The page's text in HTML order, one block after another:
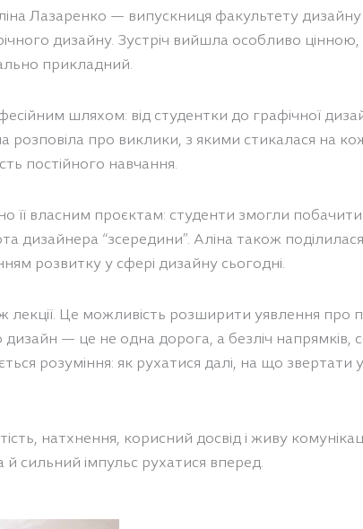
Лазаренко — випускниця факультету
дизайну. Зустріч вийшла особливо цінною,
прикладний.
шляхом: від студентки до графічної
розповіла про виклики, з якими стикалася на
постійного навчання.
її власним проєктам: студенти змогли
дизайнера “зсередини”. Аліна також
розвитку у сфері дизайну сьогодні.
лекції. Це можливість розширити уявлення про
— це не одна дорога, а безліч напрямків,
розуміння: як рухатися далі, на що
натхнення, корисний досвід і живу
й сильний імпульс рухатися вперед.